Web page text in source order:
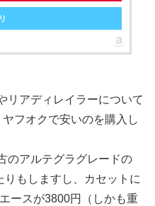
リアディレイラーについて
フオクで安いのを購入し
のアルテグラグレードの
もしますし、カセットに
ースが3800円（しかも重